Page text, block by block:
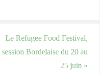
Le Refugee Food Festival,
session Bordelaise du 20 au
25 juin »